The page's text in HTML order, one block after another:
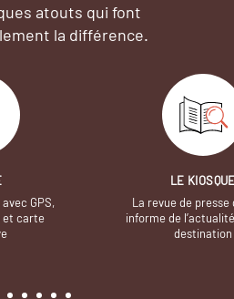
atouts qui font
la différence.
GPS,
et carte
LE
La revue de presse
informe de
destination